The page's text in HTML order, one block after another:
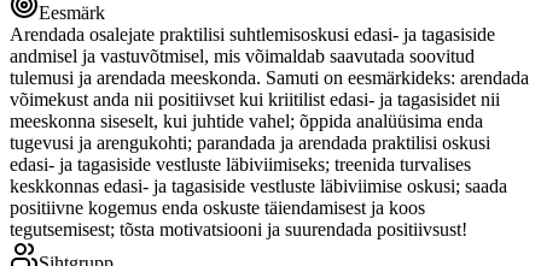
Eesmärk
Arendada osalejate praktilisi suhtlemisoskusi edasi- ja tagasiside
andmisel ja vastuvõtmisel, mis võimaldab saavutada soovitud
tulemusi ja arendada meeskonda. Samuti on eesmärkideks: arendada
võimekust anda nii positiivset kui kriitilist edasi- ja tagasisidet nii
meeskonna siseselt, kui juhtide vahel; õppida analüüsima enda
tugevusi ja arengukohti; parandada ja arendada praktilisi oskusi
edasi- ja tagasiside vestluste läbiviimiseks; treenida turvalises
keskkonnas edasi- ja tagasiside vestluste läbiviimise oskusi; saada
positiivne kogemus enda oskuste täiendamisest ja koos
tegutsemisest; tõsta motivatsiooni ja suurendada positiivsust!